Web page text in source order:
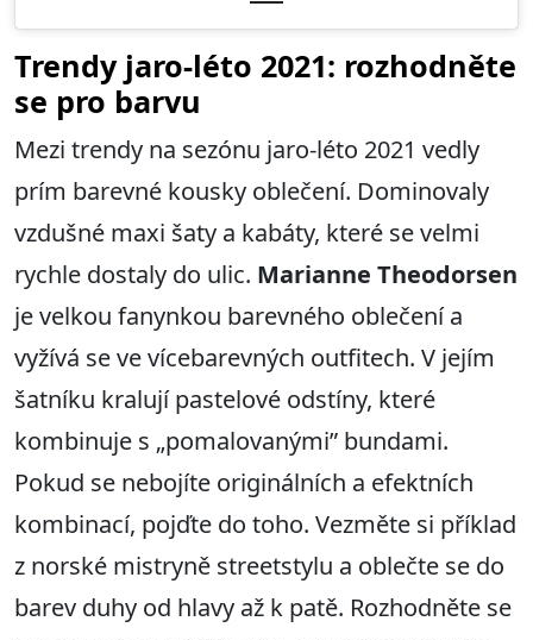
Trendy jaro-léto 2021: rozhodněte
se pro barvu
Mezi trendy na sezónu jaro-léto 2021 vedly
prím barevné kousky oblečení. Dominovaly
vzdušné maxi šaty a kabáty, které se velmi
rychle dostaly do ulic. Marianne Theodorsen
je velkou fanynkou barevného oblečení a
vyžívá se ve vícebarevných outfitech. V jejím
šatníku kralují pastelové odstíny, které
kombinuje s „pomalovanými” bundami.
Pokud se nebojíte originálních a efektních
kombinací, pojďte do toho. Vezměte si příklad
z norské mistryně streetstylu a oblečte se do
barev duhy od hlavy až k patě. Rozhodněte se